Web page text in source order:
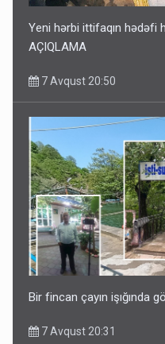
Yeni hərbi ittifaqın hədəfi
AÇIQLAMA
7 Avqust 20:50
Bir fincan çayın işığında
7 Avqust 20:31